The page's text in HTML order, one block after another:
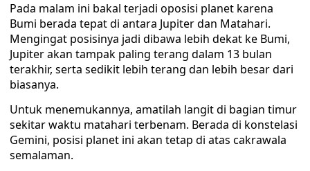
Pada malam ini bakal terjadi oposisi planet karena
Bumi berada tepat di antara Jupiter dan Matahari.
Mengingat posisinya jadi dibawa lebih dekat ke Bumi,
Jupiter akan tampak paling terang dalam 13 bulan
terakhir, serta sedikit lebih terang dan lebih besar dari
biasanya.
Untuk menemukannya, amatilah langit di bagian timur
sekitar waktu matahari terbenam. Berada di konstelasi
Gemini, posisi planet ini akan tetap di atas cakrawala
semalaman.